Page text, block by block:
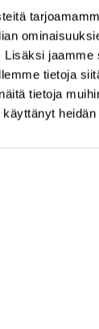
Lisäksi
tietoja
tietoja
heidän